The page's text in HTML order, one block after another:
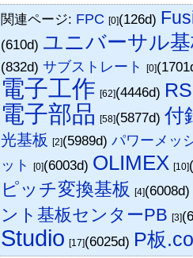
関連ページ: FPC [0](126d)
(610d) ユニバーサル
(832d)サブストレート [0]
電子工作 [62](4446d)
電子部品 [58](5877d)付
光基板 [2](5989d)パワーメッ
ット
[0](6003d) OLIMEX [10]
ピッチ変換基板 [4]
ント基板センターPB [3]
Studio [17](6025d) P板